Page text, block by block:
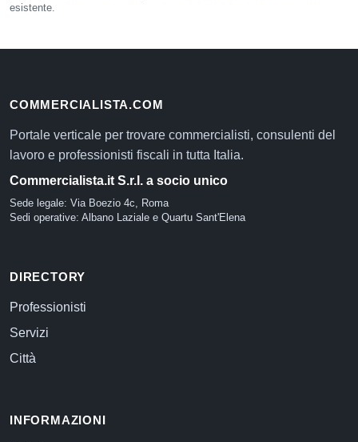
esistente.
COMMERCIALISTA.COM
Portale verticale per trovare commercialisti, consulenti del
lavoro e professionisti fiscali in tutta Italia.
Commercialista.it S.r.l. a socio unico
Sede legale: Via Boezio 4c, Roma
Sedi operative: Albano Laziale e Quartu Sant'Elena
DIRECTORY
Professionisti
Servizi
Città
INFORMAZIONI